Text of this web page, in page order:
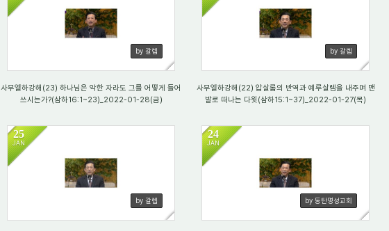
by 갈렙
사무엘하강해(23) 하나님은 악한 자라도 그를 어떻게 들어
쓰시는가?(삼하16:1~23)_2022-01-28(금)
by 갈렙
사무엘하강해(22) 압살롬의 반역과 예루살렘을 내주며 맨
발로 떠나는 다윗(삼하15:1~37)_2022-01-27(목)
25
JAN
by 갈렙
24
JAN
by 동탄명성교회